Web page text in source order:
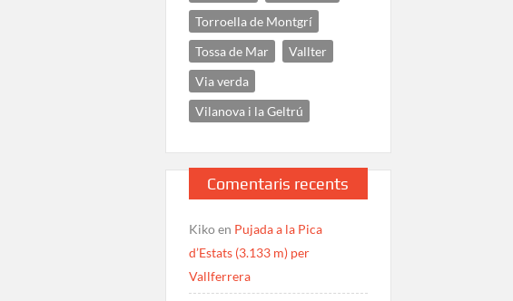
Torroella de Montgrí
Tossa de Mar
Vallter
Via verda
Vilanova i la Geltrú
Comentaris recents
Kikoen Pujada a la Pica
d’Estats (3.133 m) per
Vallferrera